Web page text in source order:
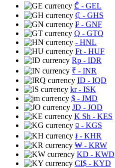
₾ - GEL
₵ - GHS
₣ - GNF
Q - GTQ
- HNL
Ft - HUF
Rp - IDR
₹ - INR
ID - IQD
kr- ISK
$ - JMD
JD - JOD
K Sh - KES
⃀ - KGS
៛ - KHR
₩ - KRW
KD - KWD
CI$ - KYD